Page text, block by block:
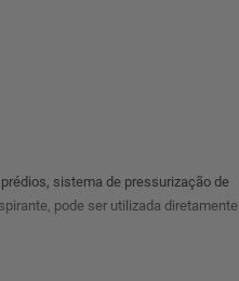
sistema de pressurização de
pode ser utilizada diretamente